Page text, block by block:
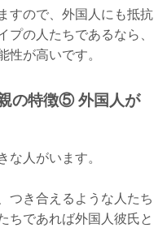
すので、外国人にも抵抗
の人たちであるなら、
が高いです。
の特徴⑤ 外国人が
人がいます。
つき合えるような人たち
ちであれば外国人彼氏と